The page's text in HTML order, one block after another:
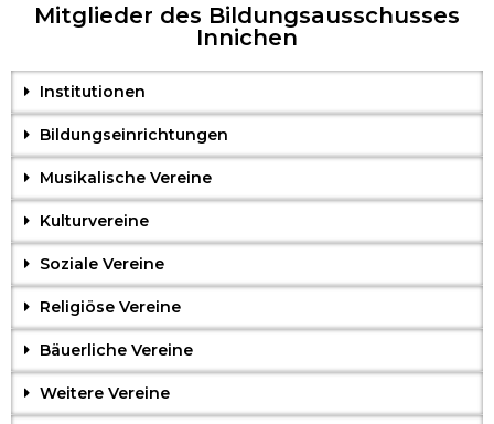
Mitglieder des Bildungsausschusses
Innichen
Institutionen
Bildungseinrichtungen
Musikalische Vereine
Kulturvereine
Soziale Vereine
Religiöse Vereine
Bäuerliche Vereine
Weitere Vereine